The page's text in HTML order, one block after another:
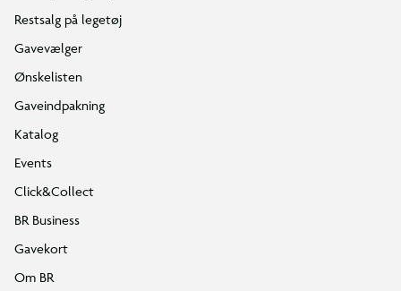
Restsalg på legetøj
Gavevælger
Ønskelisten
Gaveindpakning
Katalog
Events
Click&Collect
BR Business
Gavekort
Om BR